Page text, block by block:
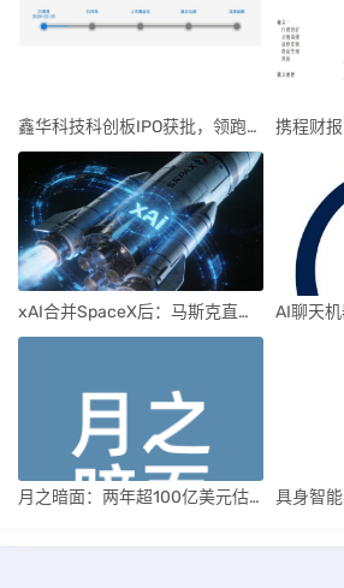
鑫华科技科创板IPO获批，领跑国内半导体材料市场
xAI合并SpaceX后：马斯克直接介入，团队压力激增
月之暗面：两年超100亿美元估值，K2.5引领AI新纪元